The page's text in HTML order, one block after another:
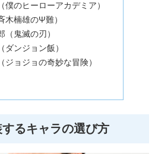
僕のヒーローアカデミア）
木楠雄のΨ難）
（鬼滅の刃）
ダンジョン飯）
ジョジョの奇妙な冒険）
るキャラの選び方